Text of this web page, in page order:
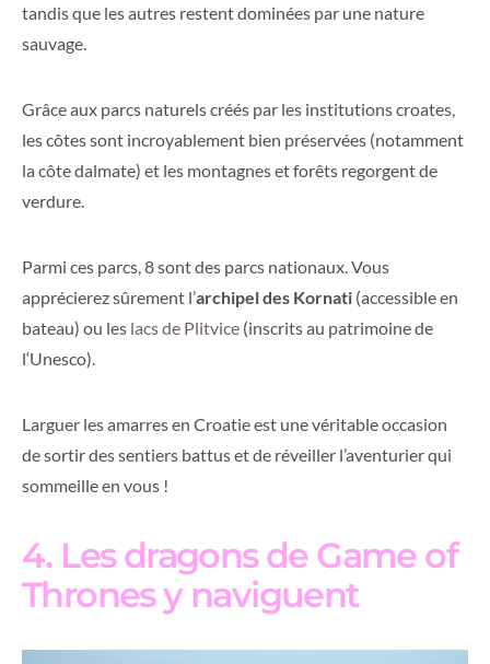
tandis que les autres restent dominées par une nature
sauvage.
Grâce aux parcs naturels créés par les institutions croates,
les côtes sont incroyablement bien préservées (notamment
la côte dalmate) et les montagnes et forêts regorgent de
verdure.
Parmi ces parcs, 8 sont des parcs nationaux. Vous
apprécierez sûrement l’archipel des Kornati (accessible en
bateau) ou les lacs de Plitvice (inscrits au patrimoine de
l‘Unesco).
Larguer les amarres en Croatie est une véritable occasion
de sortir des sentiers battus et de réveiller l’aventurier qui
sommeille en vous !
4. Les dragons de Game of
Thrones y naviguent